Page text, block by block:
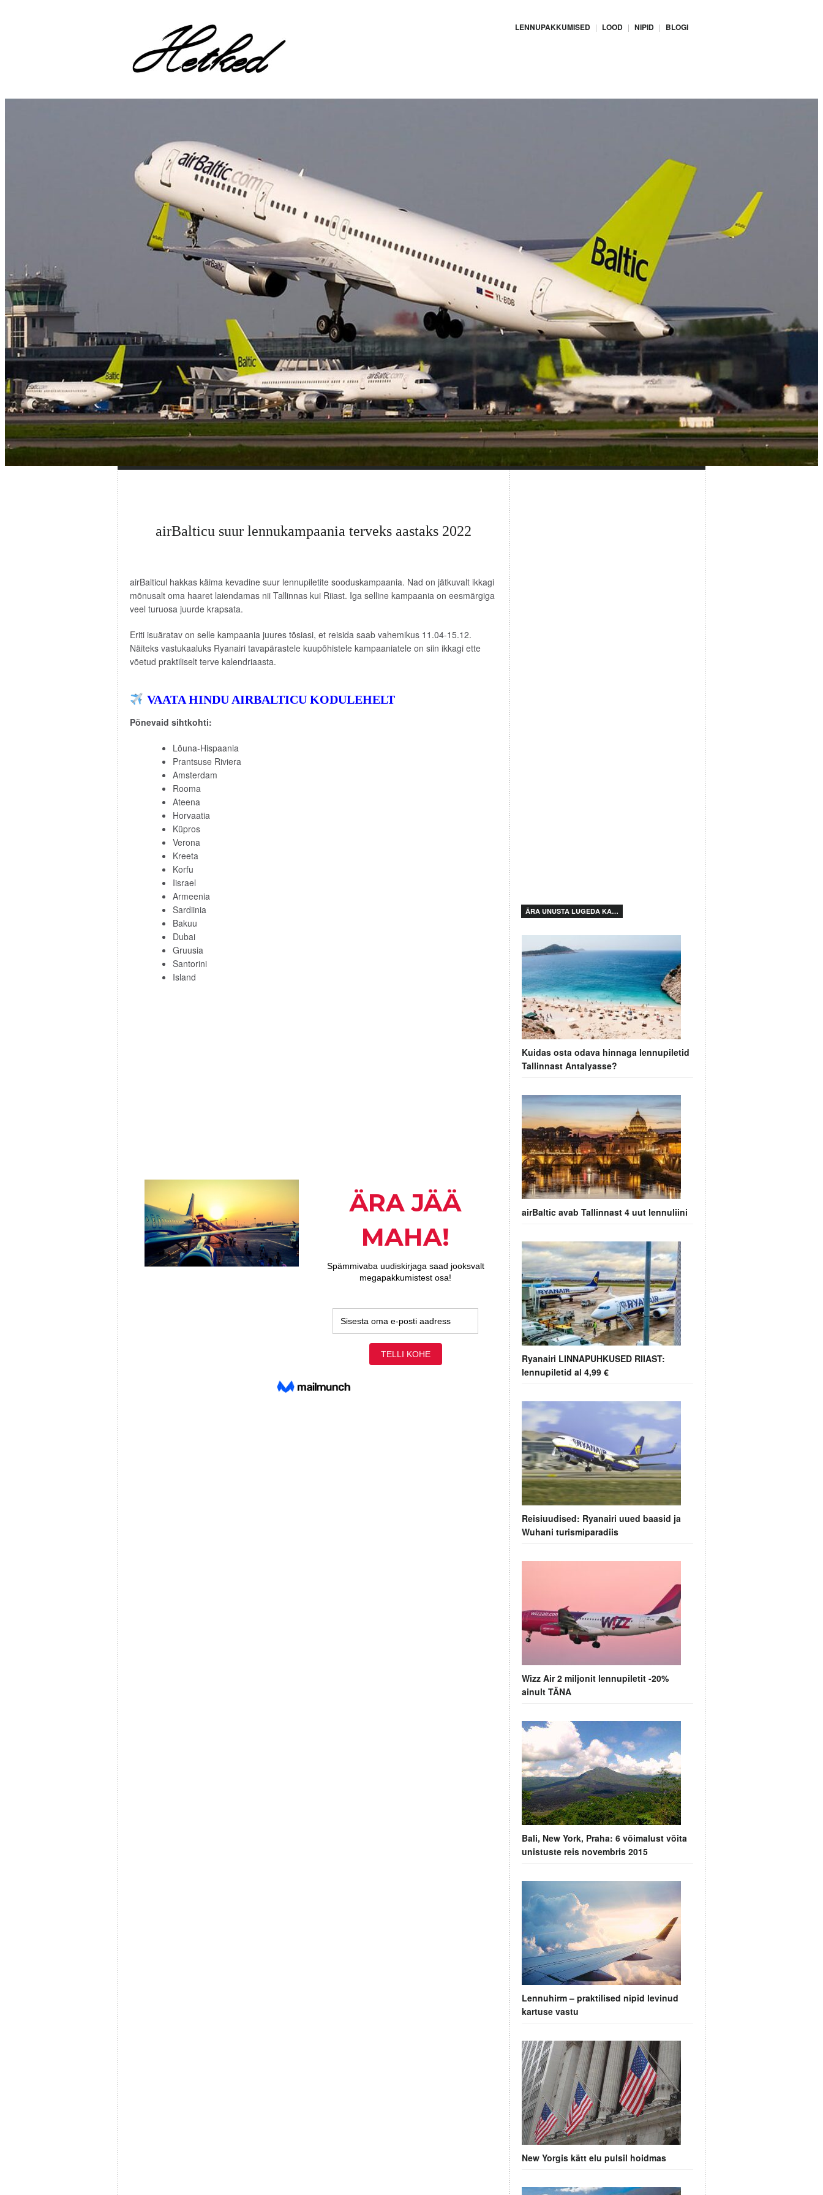
LENNUPAKKUMISED LOOD NIPID BLOGI
airBalticu suur lennukampaania terveks aastaks 2022
airBalticul hakkas käima kevadine suur lennupiletite sooduskampaania. Nad on jätkuvalt ikkagi
mõnusalt oma haaret laiendamas nii Tallinnas kui Riiast. Iga selline kampaania on eesmärgiga
veel turuosa juurde krapsata.
Eriti isuäratav on selle kampaania juures tõsiasi, et reisida saab vahemikus 11.04-15.12.
Näiteks vastukaaluks Ryanairi tavapärastele kuupõhistele kampaaniatele on siin ikkagi ette
võetud praktiliselt terve kalendriaasta.
VAATA HINDU AIRBALTICU KODULEHELT
Põnevaid sihtkohti:
Lõuna-Hispaania
Prantsuse Riviera
Amsterdam
Rooma
Ateena
Horvaatia
Küpros
Verona
Kreeta
Korfu
Iisrael
Armeenia
Sardiinia
Bakuu
Dubai
Gruusia
Santorini
Island
ÄRA UNUSTA LUGEDA KA…
Kuidas osta odava hinnaga lennupiletid
Tallinnast Antalyasse?
airBaltic avab Tallinnast 4 uut lennuliini
Ryanairi LINNAPUHKUSED RIIAST:
lennupiletid al 4,99 €
Reisiuudised: Ryanairi uued baasid ja
Wuhani turismiparadiis
Wizz Air 2 miljonit lennupiletit -20%
ainult TÄNA
Bali, New York, Praha: 6 võimalust võita
unistuste reis novembris 2015
Lennuhirm – praktilised nipid levinud
kartuse vastu
New Yorgis kätt elu pulsil hoidmas